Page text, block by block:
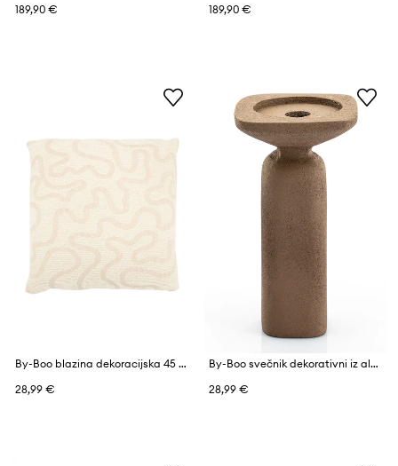
189,90 €
189,90 €
By-Boo blazina dekoracijska 45 x 45 x 12 cm
28,99 €
By-Boo svečnik dekorativni iz aluminija 10 x 18 cm
28,99 €